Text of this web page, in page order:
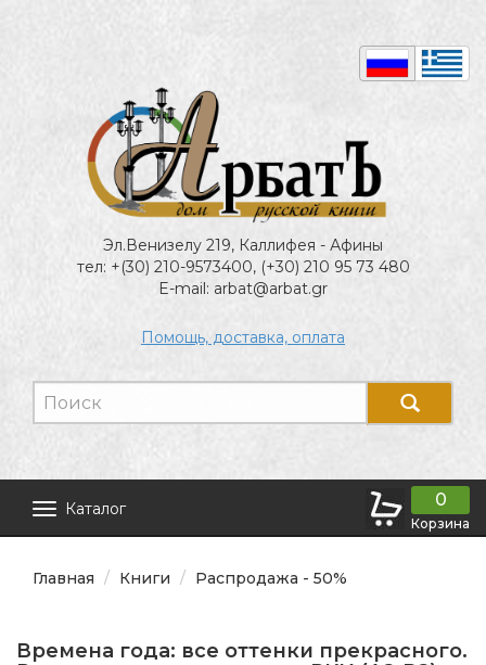
Эл.Венизелу 219, Каллифея - Афины
тел: +(30) 210-9573400, (+30) 210 95 73 480
E-mail: arbat@arbat.gr
Помощь, доставка, оплата
Каталог 0
Корзина
Главная Книги Распродажа - 50%
Времена года: все оттенки прекрасного.